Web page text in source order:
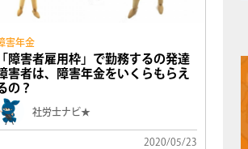
害年金
「障害者雇用枠」で勤務するの発達
害者は、障害年金をいくらもらえ
の？
社労士ナビ★
2020/05/23